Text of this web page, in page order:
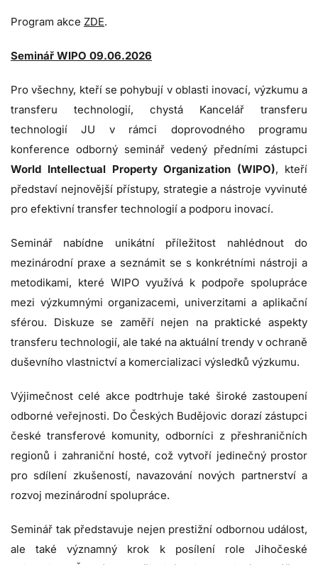
Program akce ZDE.
Seminář WIPO 09.06.2026
Pro všechny, kteří se pohybují v oblasti inovací, výzkumu a
transferu technologií, chystá Kancelář transferu
technologií JU v rámci doprovodného programu
konference odborný seminář vedený předními zástupci
World Intellectual Property Organization (WIPO), kteří
představí nejnovější přístupy, strategie a nástroje vyvinuté
pro efektivní transfer technologií a podporu inovací.
Seminář nabídne unikátní příležitost nahlédnout do
mezinárodní praxe a seznámit se s konkrétními nástroji a
metodikami, které WIPO využívá k podpoře spolupráce
mezi výzkumnými organizacemi, univerzitami a aplikační
sférou. Diskuze se zaměří nejen na praktické aspekty
transferu technologií, ale také na aktuální trendy v ochraně
duševního vlastnictví a komercializaci výsledků výzkumu.
Výjimečnost celé akce podtrhuje také široké zastoupení
odborné veřejnosti. Do Českých Budějovic dorazí zástupci
české transferové komunity, odborníci z přeshraničních
regionů i zahraniční hosté, což vytvoří jedinečný prostor
pro sdílení zkušeností, navazování nových partnerství a
rozvoj mezinárodní spolupráce.
Seminář tak představuje nejen prestižní odbornou událost,
ale také významný krok k posílení role Jihočeské